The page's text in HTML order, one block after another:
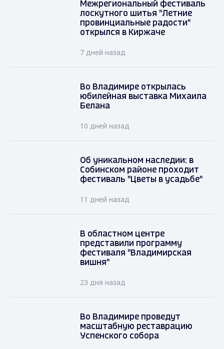
Межрегиональный фестиваль
лоскутного шитья "Летние
провинциальные радости"
открылся в Киржаче
7 дней назад
Во Владимире открылась
юбилейная выставка Михаила
Белана
10 дней назад
Об уникальном наследии: в
Собинском районе проходит
фестиваль "Цветы в усадьбе"
11 дней назад
В областном центре
представили программу
фестиваля "Владимирская
вишня"
23 дня назад
Во Владимире проведут
масштабную реставрацию
Успенского собора